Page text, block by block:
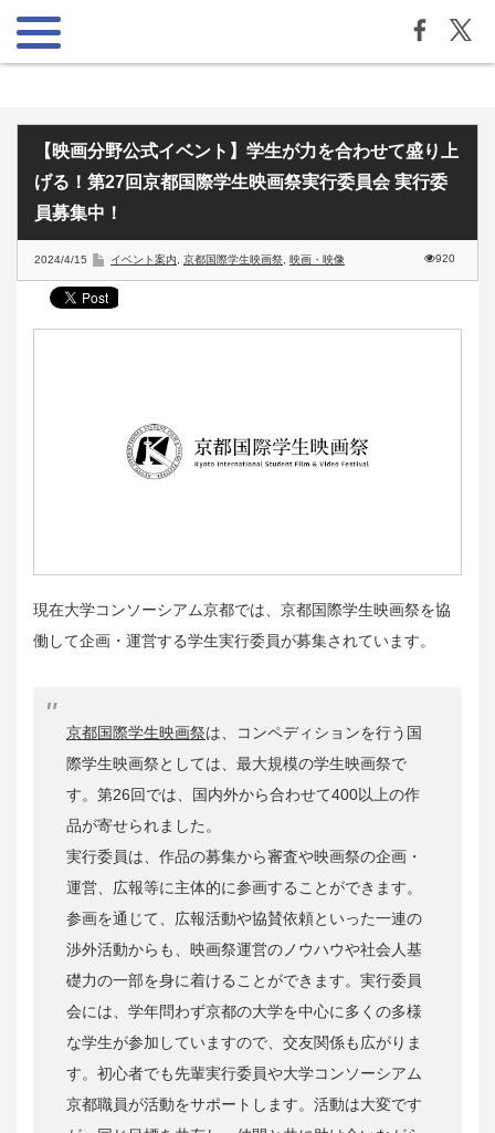
【映画分野公式イベント】学生が力を合わせて盛り上
げる！第27回京都国際学生映画祭実行委員会 実行委
員募集中！
2024/4/15 イベント案内 京都国際学生映画祭 映画・映像 920
現在大学コンソーシアム京都では、京都国際学生映画祭を協
働して企画・運営する学生実行委員が募集されています。
京都国際学生映画祭は、コンペディションを行う国
際学生映画祭としては、最大規模の学生映画祭で
す。第26回では、国内外から合わせて400以上の作
品が寄せられました。
実行委員は、作品の募集から審査や映画祭の企画・
運営、広報等に主体的に参画することができます。
参画を通じて、広報活動や協賛依頼といった一連の
渉外活動からも、映画祭運営のノウハウや社会人基
礎力の一部を身に着けることができます。 実行委員
会には、学年問わず京都の大学を中心に多くの多様
な学生が参加していますので、交友関係も広がりま
す。 初心者でも先輩実行委員や大学コンソーシアム
京都職員が活動をサポートします。 活動は大変です